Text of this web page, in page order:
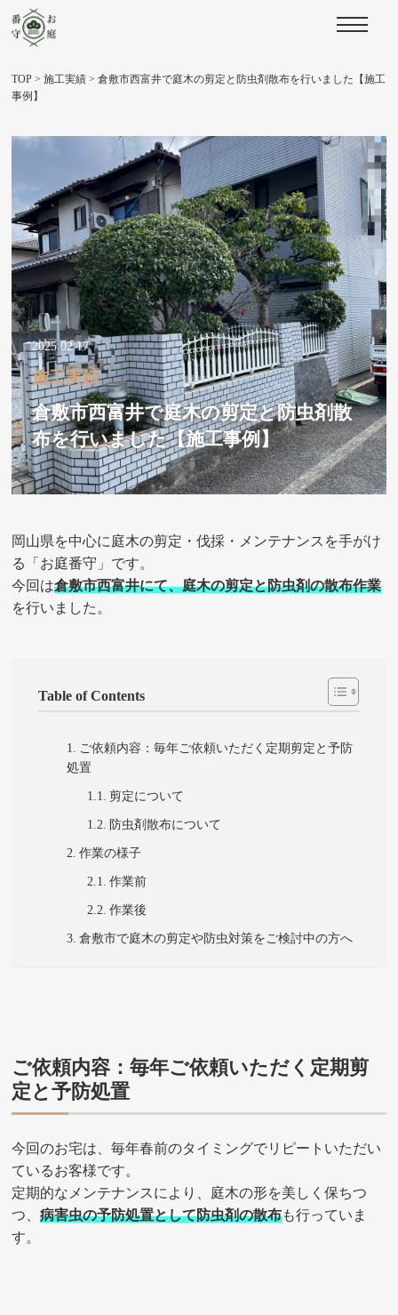
TOP >施工実績 >倉敷市西富井で庭木の剪定と防虫剤散布を行いました【施工
事例】
2025.02.17
施工実績
倉敷市西富井で庭木の剪定と防虫剤散
布を行いました【施工事例】
岡山県を中心に庭木の剪定・伐採・メンテナンスを手がけ
る「お庭番守」です。
今回は倉敷市西富井にて、庭木の剪定と防虫剤の散布作業
を行いました。
Table of Contents
ご依頼内容：毎年ご依頼いただく定期剪定と予防
処置
剪定について
防虫剤散布について
作業の様子
作業前
作業後
倉敷市で庭木の剪定や防虫対策をご検討中の方へ
ご依頼内容：毎年ご依頼いただく定期剪
定と予防処置
今回のお宅は、毎年春前のタイミングでリピートいただい
ているお客様です。
定期的なメンテナンスにより、庭木の形を美しく保ちつ
つ、病害虫の予防処置として防虫剤の散布も行っていま
す。